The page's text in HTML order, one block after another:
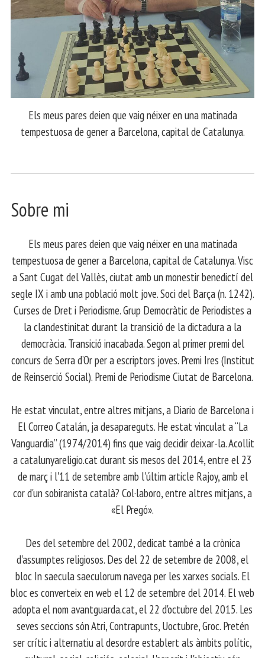
Els meus pares deien que vaig néixer en una matinada
tempestuosa de gener a Barcelona, capital de Catalunya.
Sobre mi
Els meus pares deien que vaig néixer en una matinada
tempestuosa de gener a Barcelona, capital de Catalunya. Visc
a Sant Cugat del Vallès, ciutat amb un monestir benedictí del
segle IX i amb una població molt jove. Soci del Barça (n. 1242).
Curses de Dret i Periodisme. Grup Democràtic de Periodistes a
la clandestinitat durant la transició de la dictadura a la
democràcia. Transició inacabada. Segon al primer premi del
concurs de Serra d’Or per a escriptors joves. Premi Ires (Institut
de Reinserció Social). Premi de Periodisme Ciutat de Barcelona.
​ He estat vinculat, entre altres mitjans, a Diario de Barcelona i
El Correo Catalán, ja desapareguts. He estat vinculat a “La
Vanguardia” (1974/2014) fins que vaig decidir deixar-la. Acollit
a catalunyareligio.cat durant sis mesos del 2014, entre el 23
de març i l'11 de setembre amb l'últim article Rajoy, amb el
cor d'un sobiranista català? Col·laboro, entre altres mitjans, a
«El Pregó».
​ Des del setembre del 2002, dedicat també a la crònica
d'assumptes religiosos. Des del 22 de setembre de 2008, el
bloc In saecula saeculorum navega per les xarxes socials. El
bloc es converteix en web el 12 de setembre del 2014. El web
adopta el nom avantguarda.cat, el 22 d'octubre del 2015. Les
seves seccions són Atri, Contrapunts, Uoctubre, Groc. Pretén
ser crític i alternatiu al desordre establert als àmbits polític,